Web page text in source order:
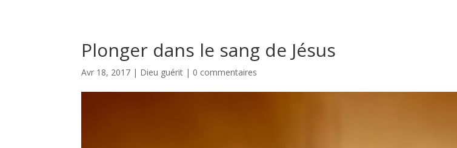
Plonger dans le sang de Jésus
Avr 18, 2017 | Dieu guérit | 0 commentaires